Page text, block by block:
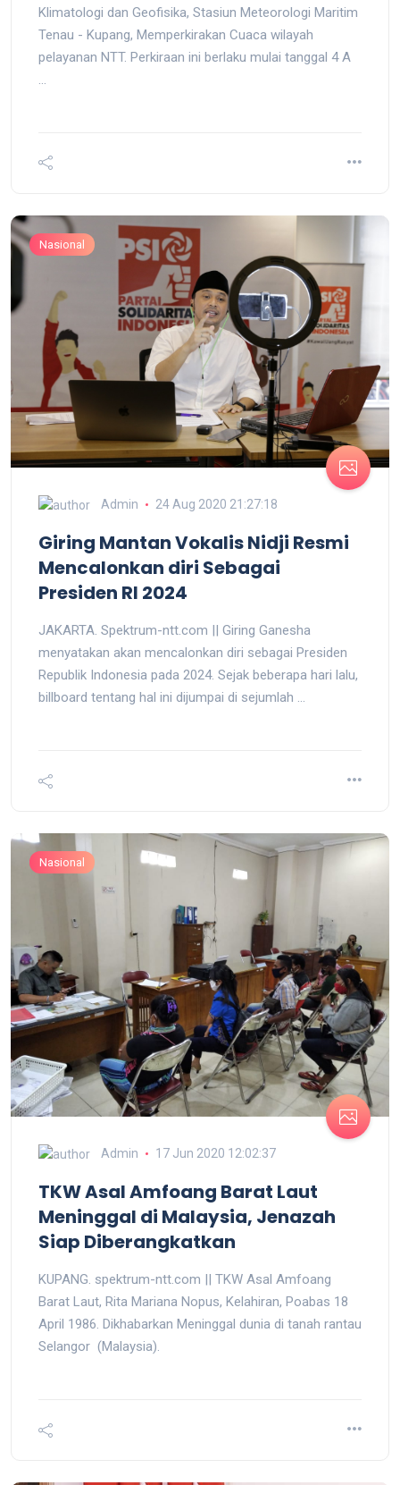
Klimatologi dan Geofisika, Stasiun Meteorologi Maritim
Tenau - Kupang, Memperkirakan Cuaca wilayah
pelayanan NTT. Perkiraan ini berlaku mulai tanggal 4 A
Nasional
Admin 24 Aug 2020 21:27:18
Giring Mantan Vokalis Nidji Resmi
Mencalonkan diri Sebagai
Presiden RI 2024
JAKARTA. Spektrum-ntt.com || Giring Ganesha
menyatakan akan mencalonkan diri sebagai Presiden
Republik Indonesia pada 2024. Sejak beberapa hari lalu,
billboard tentang hal ini dijumpai di sejumlah ...
Nasional
Admin 17 Jun 2020 12:02:37
TKW Asal Amfoang Barat Laut
Meninggal di Malaysia, Jenazah
Siap Diberangkatkan
KUPANG. spektrum-ntt.com || TKW Asal Amfoang
Barat Laut, Rita Mariana Nopus, Kelahiran, Poabas 18
April 1986. Dikhabarkan Meninggal dunia di tanah rantau
Selangor (Malaysia).